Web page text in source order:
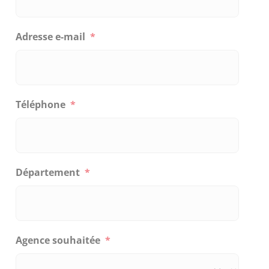
Adresse e-mail *
Téléphone *
Département *
Agence souhaitée *